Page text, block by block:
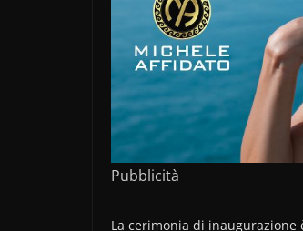
Pubblicità
La cerimonia di